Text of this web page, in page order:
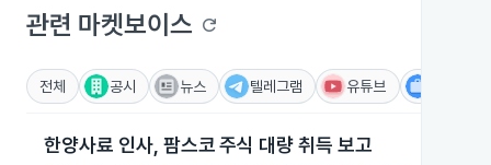
관련 마켓보이스 refresh
전체 공시 뉴스 텔레그램 유튜브
한양사료 인사, 팜스코 주식 대량 취득 보고